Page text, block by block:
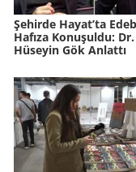
Şehirde Hayat’ta
Hafıza Konuşuldu:
Hüseyin Gök Anlattı